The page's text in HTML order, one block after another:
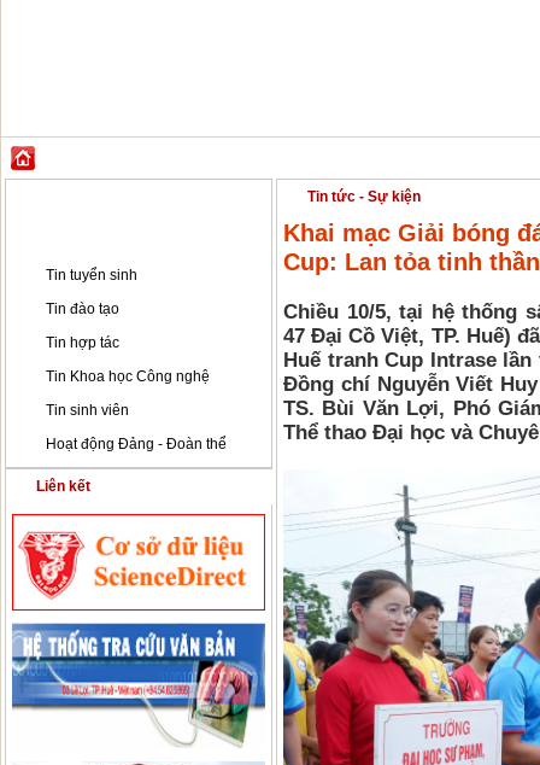
Tin tuyển sinh
Tin đào tạo
Tin hợp tác
Tin Khoa học Công nghệ
Tin sinh viên
Hoạt động Đảng - Đoàn thể
Liên kết
Tin tức - Sự kiện
Khai mạc Giải bóng
Cup: Lan tỏa tinh
Chiều 10/5, tại hệ thống
47 Đại Cồ Việt, TP. Huế)
Huế tranh Cup Intrase
Đồng chí Nguyễn Viết
TS. Bùi Văn Lợi, Phó
Thể thao Đại học và